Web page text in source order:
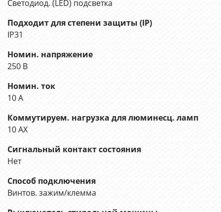
Светодиод. (LED) подсветка
Подходит для степени защиты (IP)
IP31
Номин. напряжение
250 В
Номин. ток
10 А
Коммутируем. нагрузка для люминесц. ламп
10 AX
Сигнальный контакт состояния
Нет
Способ подключения
Винтов. зажим/клемма